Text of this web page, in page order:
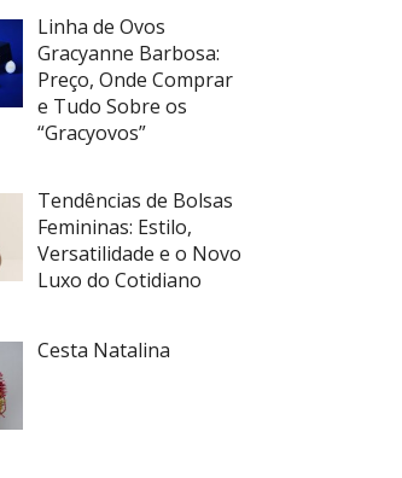
Linha de Ovos
Gracyanne Barbosa:
Preço, Onde Comprar
e Tudo Sobre os
“Gracyovos”
Tendências de Bolsas
Femininas: Estilo,
Versatilidade e o Novo
Luxo do Cotidiano
Cesta Natalina